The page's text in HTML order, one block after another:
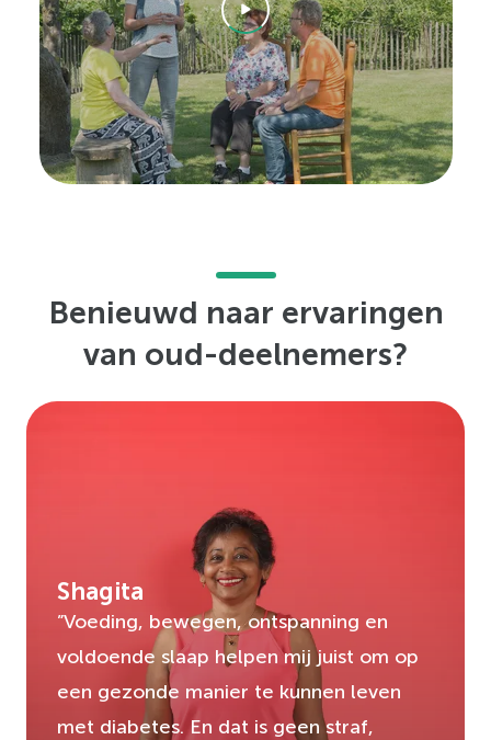
Benieuwd naar ervaringen
van oud-deelnemers?
Shagita
”Voeding, bewegen, ontspanning en
voldoende slaap helpen mij juist om op
een gezonde manier te kunnen leven
met diabetes. En dat is geen straf,